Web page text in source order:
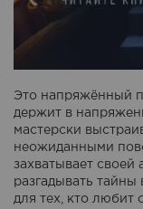
Это напряжённый
держит в
мастерски
неожиданными
захватывает своей
разгадывать
для тех, кто